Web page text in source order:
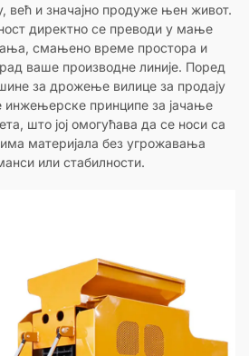
већ и значајно продуже њен живот.
директно се преводи у мање
смањено време простора и
рад ваше производне линије. Поред
за дрожење вилице за продају
инжењерске принципе за јачање
што јој омогућава да се носи са
материјала без угрожавања
или стабилности.